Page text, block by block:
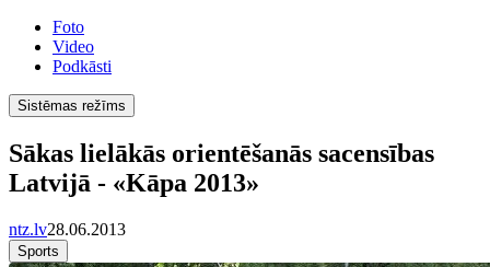
Foto
Video
Podkāsti
Sistēmas režīms
Sākas lielākās orientēšanās sacensības
Latvijā - «Kāpa 2013»
ntz.lv28.06.2013
Sports